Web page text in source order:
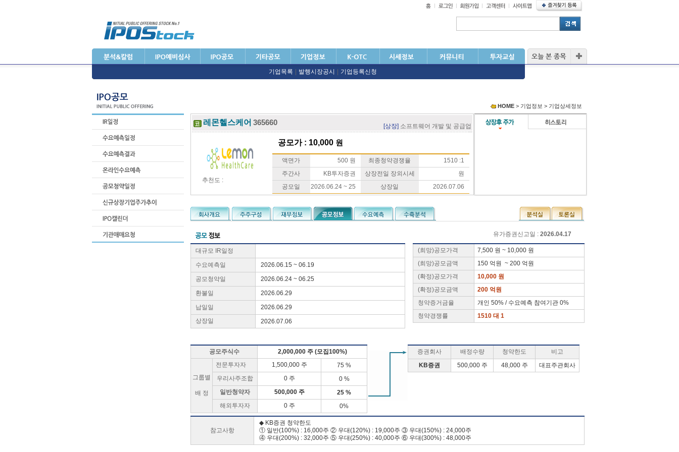
기업목록 발행시장공시 기업등록신청
HOME > 기업정보 > 기업상세정보
레몬헬스케어 365660 [상장] 소프트웨어 개발 및 공급업
추천도 :
공모가 : 10,000원
액면가 500 원 최종청약경쟁율
1510 :1
주간사
KB투자증권 상장전일 장외시세
원
공모일
2026.06.24 ~ 25 상장일 2026.07.06
유가증권신고일 : 2026.04.17
대규모 IR일정
수요예측일
2026.06.15 ~ 06.19
공모청약일
2026.06.24 ~ 06.25
환불일
2026.06.29
납일일
2026.06.29
상장일
2026.07.06
(희망)공모가격
7,500 원 ~ 10,000 원
(희망)공모금액
150 억원 ~ 200 억원
(확정)공모가격
10,000 원
(확정)공모금액
200 억원
청약증거금율
개인 50% / 수요예측 참여기관 0%
청약경쟁률
1510 대 1
공모주식수 2,000,000 주 (모집100%)
그룹별
배 정
전문투자자 1,500,000 주
75 %
우리사주조합
0 주
0 %
일반청약자
500,000 주
25 %
해외투자자
0 주 0%
증권회사 배정수량 청약한도
비고
KB증권
500,000 주 48,000 주 대표주관회사
참고사항
◆ KB증권 청약한도
① 일반(100%) : 16,000주 ② 우대(120%) : 19,000주 ③ 우대(150%) : 24,000주
④ 우대(200%) : 32,000주 ⑤ 우대(250%) : 40,000주 ⑥ 우대(300%) : 48,000주